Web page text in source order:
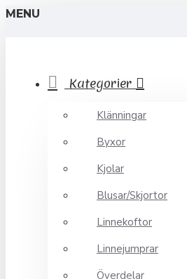
MENU
Kategorier
Klänningar
Byxor
Kjolar
Blusar/Skjortor
Linnekoftor
Linnejumprar
Överdelar